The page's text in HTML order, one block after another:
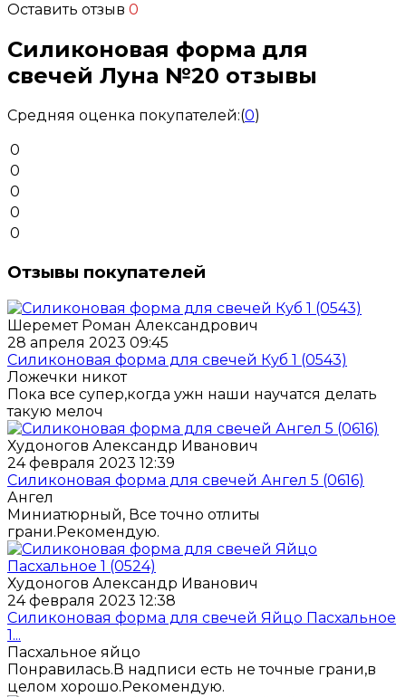
Оставить отзыв 0
Силиконовая форма для
свечей Луна №20 отзывы
Средняя оценка покупателей:(0)
0
0
0
0
0
Отзывы покупателей
Шеремет Роман Александрович
28 апреля 2023 09:45
Силиконовая форма для свечей Куб 1 (0543)
Ложечки никот
Пока все супер,когда ужн наши научатся делать
такую мелоч
Худоногов Александр Иванович
24 февраля 2023 12:39
Силиконовая форма для свечей Ангел 5 (0616)
Ангел
Миниатюрный, Все точно отлиты
грани.Рекомендую.
Худоногов Александр Иванович
24 февраля 2023 12:38
Силиконовая форма для свечей Яйцо Пасхальное
1...
Пасхальное яйцо
Понравилась.В надписи есть не точные грани,в
целом хорошо.Рекомендую.